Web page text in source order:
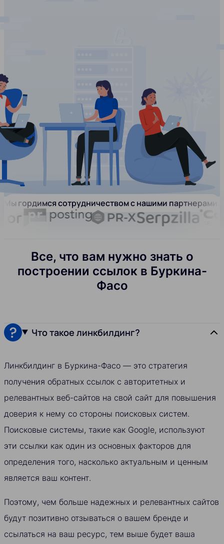
Мы гордимся сотрудничеством с нашими партнерами:
Все, что вам нужно знать о
построении ссылок в Буркина-
Фасо
Что такое линкбилдинг?
Линкбилдинг в Буркина-Фасо — это стратегия
получения обратных ссылок с авторитетных и
релевантных веб-сайтов на свой сайт для повышения
доверия к нему со стороны поисковых систем.
Поисковые системы, такие как Google, используют
эти ссылки как один из основных факторов для
определения того, насколько актуальным и ценным
является ваш контент.
Поэтому, чем больше надежных и релевантных сайтов
будут позитивно отзываться о вашем бренде и
ссылаться на ваш ресурс, тем выше будет ваша